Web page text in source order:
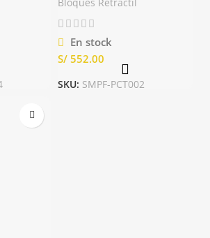
En stock
S/
SKU: SMPF-PCT002